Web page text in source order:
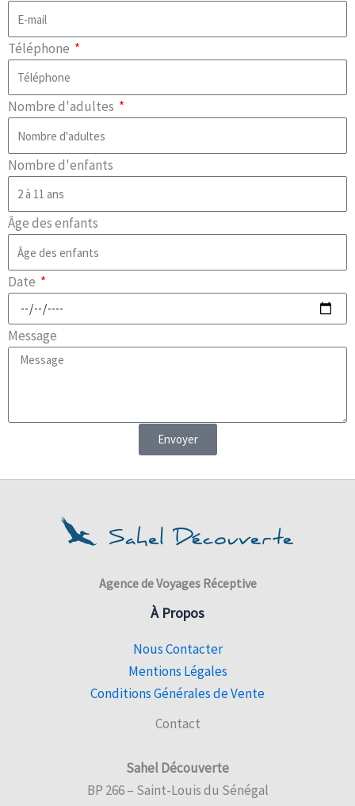
Téléphone
Nombre d'adultes
Nombre d'enfants
Âge des enfants
Date
Message
Envoyer
Agence de Voyages Réceptive
À Propos
Nous Contacter
Mentions Légales
Conditions Générales de Vente
Contact
Sahel Découverte
BP 266 – Saint-Louis du Sénégal